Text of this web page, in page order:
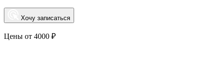
Хочу записаться
Цены от 4000 ₽